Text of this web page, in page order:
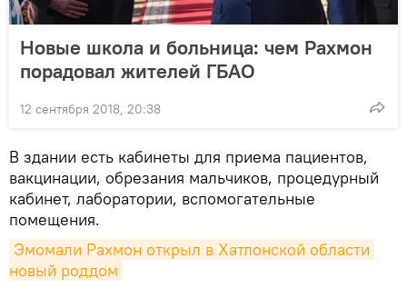
Новые школа и больница: чем Рахмон
порадовал жителей ГБАО
12 сентября 2018, 20:38
В здании есть кабинеты для приема пациентов,
вакцинации, обрезания мальчиков, процедурный
кабинет, лаборатории, вспомогательные
помещения.
Эмомали Рахмон открыл в Хатлонской области
новый роддом